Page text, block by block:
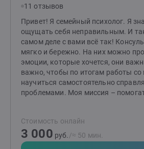
поддержка и новый взгляд на
Вместе мы найдём ответы и
легче, гармоничнее и счастливее.
шагам? Создайте заявку, и мы
переменам!
11 отзывов
Привет! Я семейный психолог. Я
ощущать себя неправильным. И
самом деле с вами всё так!
мягко и бережно. На них можно
эмоции, которые хочется, они
важно, чтобы по итогам работы со
научиться самостоятельно
проблемами. Моя миссия –
работы вам отзываются, то буду
консультациях. Я работаю
16 лет (с согласия родителей). НЕ
Стоимость онлайн
3 000 руб. /≈ 50 мин.